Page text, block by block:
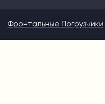
Фронтальные Погрузчики